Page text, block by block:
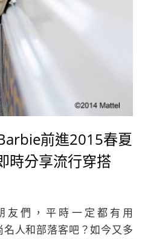
前進2015春夏
時分享流行穿搭
友們，平時一定都有用
人和部落客吧？如今又多